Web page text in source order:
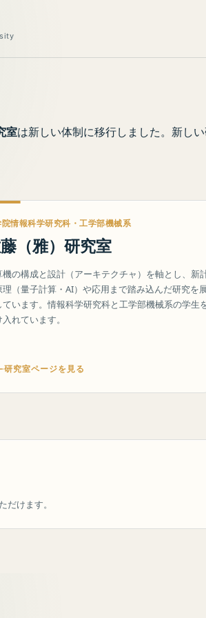
室は新しい体制に移行しました。新しい
情報科学研究科・工学部機械系
（雅）研究室
機の構成と設計（アーキテクチャ）を軸とし、新
理（量子計算・AI）や応用まで踏み込んだ研究を
ています。情報科学研究科と工学部機械系の学生
れています。
研究室ページを見る
けます。